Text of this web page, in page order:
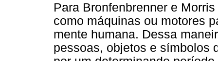
Para Bronfenbrenner e
como máquinas ou motores
mente humana. Dessa
pessoas, objetos e símbolos